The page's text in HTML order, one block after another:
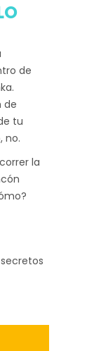
de
de
tu
no.
la